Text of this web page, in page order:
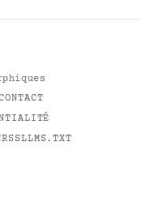
RSSLLMS.TXT